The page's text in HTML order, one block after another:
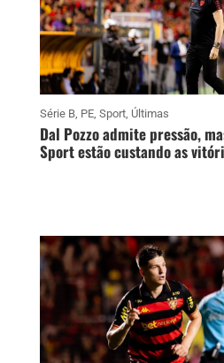
Série B, PE, Sport, Últimas
Dal Pozzo admite pressão,
Sport estão custando as